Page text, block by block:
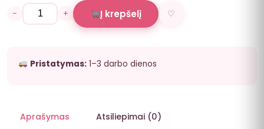
− + Į krepšelį ♡
Pristatymas:1–3 darbo dienos
Aprašymas Atsiliepimai (0)